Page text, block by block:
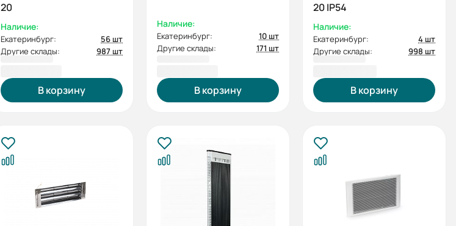
20
Наличие:
Екатеринбург:
56 шт
Другие склады:
987 шт
В корзину
Наличие:
Екатеринбург:
10 шт
Другие склады:
171 шт
В корзину
20 IP54
Наличие:
Екатеринбург:
4 шт
Другие склады:
998 шт
В корзину